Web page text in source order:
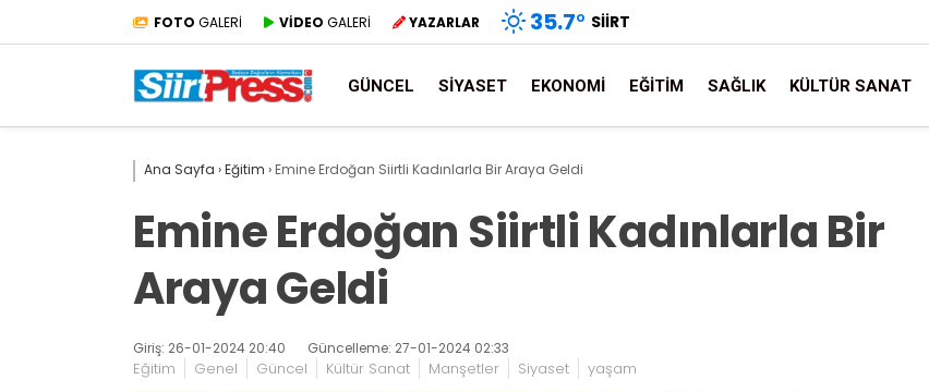
FOTO GALERİ VİDEO GALERİ YAZARLAR 35.7° SIIRT
GÜNCEL SIYASET EKONOMI EĞITIM SAĞLIK KÜLTÜR SANAT
Ana Sayfa ›Eğitim › Emine Erdoğan Siirtli Kadınlarla Bir Araya Geldi
Emine Erdoğan Siirtli Kadınlarla Bir
Araya Geldi
Giriş: 26-01-2024 20:40 Güncelleme: 27-01-2024 02:33
Eğitim Genel Güncel Kültür Sanat Manşetler Siyaset yaşam